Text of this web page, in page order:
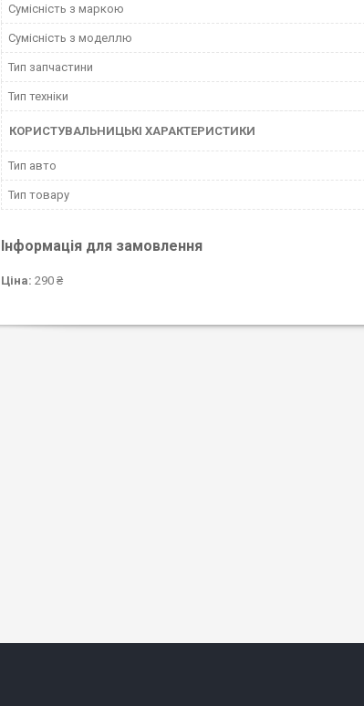
Сумісність з маркою
Сумісність з моделлю
Тип запчастини
Тип техніки
КОРИСТУВАЛЬНИЦЬКІ ХАРАКТЕРИСТИКИ
Тип авто
Тип товару
Інформація для замовлення
Ціна: 290 ₴